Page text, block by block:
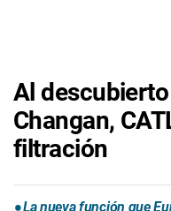
Al
Changan,
filtración
La nueva función que